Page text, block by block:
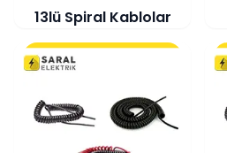
13lü Spiral Kablolar